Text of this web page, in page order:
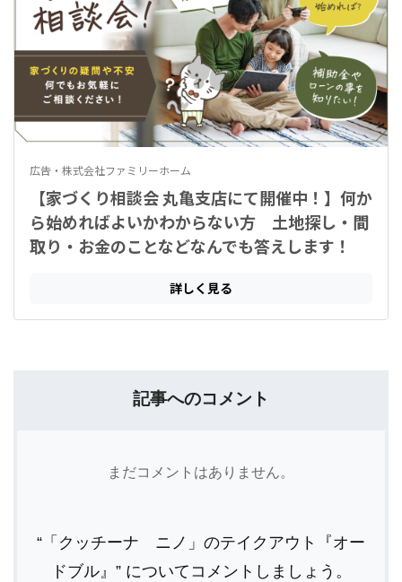
記事へのコメント
まだコメントはありません。
“「クッチーナ ニノ」のテイクアウト『オー
ドブル』” についてコメントしましょう。